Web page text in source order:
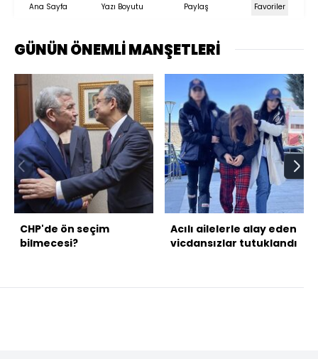
Ana Sayfa Yazı Boyutu Paylaş Favoriler
GÜNÜN ÖNEMLİ MANŞETLERİ
CHP'de ön seçim
bilmecesi?
Acılı ailelerle alay eden
vicdansızlar tutuklandı